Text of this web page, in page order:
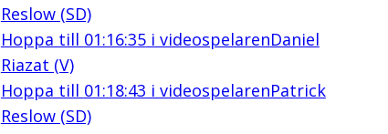
Reslow (SD)
Hoppa till 01:16:35i videospelarenDaniel
Riazat (V)
Hoppa till 01:18:43 i videospelarenPatrick
Reslow (SD)